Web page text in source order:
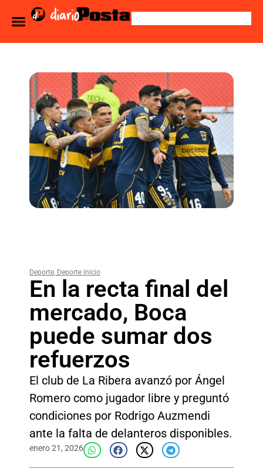
Deporte, Deporte inicio
En la recta final del
mercado, Boca
puede sumar dos
refuerzos
El club de La Ribera avanzó por Ángel
Romero como jugador libre y preguntó
condiciones por Rodrigo Auzmendi
ante la falta de delanteros disponibles.
enero 21, 2026